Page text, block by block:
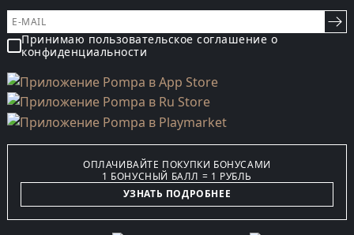
Принимаю пользовательское соглашение о
конфиденциальности
ОПЛАЧИВАЙТЕ ПОКУПКИ БОНУСАМИ
1 БОНУСНЫЙ БАЛЛ = 1 РУБЛЬ
УЗНАТЬ ПОДРОБНЕЕ